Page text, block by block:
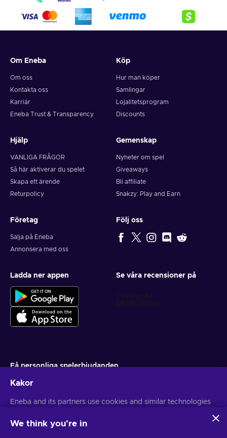
Om Eneba
Om oss
Kontakta oss
Karriär
Eneba Trust & Transparency
Köp
Hur man köper
Samlingar
Lojalitetsprogram
Discounts
Hjälp
VANLIGA FRÅGOR
Så här aktiverar du spelet
Skapa ett ärende
Returpolicy
Gemenskap
Nyheter om spel
Giveaways
Bli affiliate
Snakzy: Play and Earn
Företag
Sälja på Eneba
Annonsera med oss
Följ oss
Ladda ner appen Se våra recensioner på
Få personliga spelerbjudanden
Du kan när som helst avsluta din prenumeration. Besök
Kakor
Eneba and its partners use cookies and similar technologies
website. We use this information to enhance content,
We think you're in